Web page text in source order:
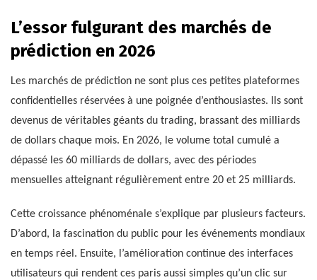
L’essor fulgurant des marchés de
prédiction en 2026
Les marchés de prédiction ne sont plus ces petites plateformes
confidentielles réservées à une poignée d’enthousiastes. Ils sont
devenus de véritables géants du trading, brassant des milliards
de dollars chaque mois. En 2026, le volume total cumulé a
dépassé les 60 milliards de dollars, avec des périodes
mensuelles atteignant régulièrement entre 20 et 25 milliards.
Cette croissance phénoménale s’explique par plusieurs facteurs.
D’abord, la fascination du public pour les événements mondiaux
en temps réel. Ensuite, l’amélioration continue des interfaces
utilisateurs qui rendent ces paris aussi simples qu’un clic sur